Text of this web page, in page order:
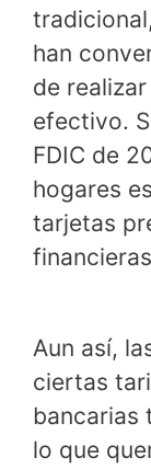
han
de
efectivo.
FDIC de
hogares
tarjetas
Aun así,
ciertas
bancarias
lo que